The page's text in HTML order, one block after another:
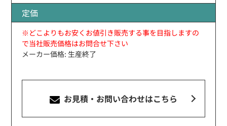
定価
※どこよりもお安くお値引き販売する事を目指しますの
で当社販売価格はお問合せ下さい
メーカー価格: 生産終了
お見積・お問い合わせはこちら